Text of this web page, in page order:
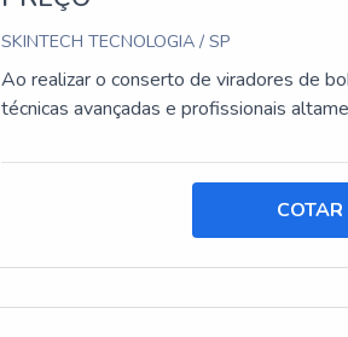
SKINTECH TECNOLOGIA / SP
Ao realizar o conserto de viradores de
técnicas avançadas e profissionais